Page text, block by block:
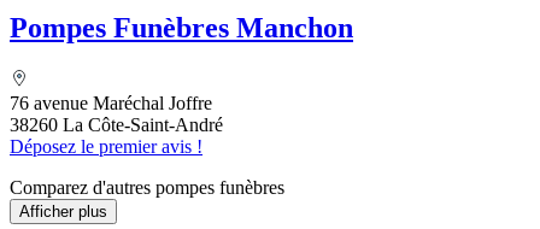
Pompes Funèbres Manchon
76 avenue Maréchal Joffre
38260 La Côte-Saint-André
Déposez le premier avis !
Comparez d'autres pompes funèbres
Afficher plus